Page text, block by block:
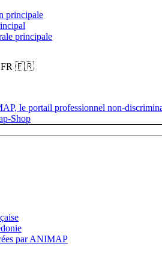
principale
principale
🇫🇷
le portail professionnel non-
Shop
par ANIMAP